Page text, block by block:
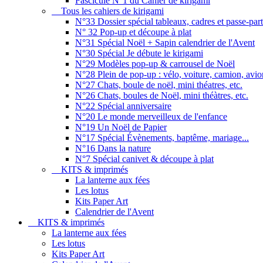
Tous les cahiers de kirigami
N°33 Dossier spécial tableaux, cadres et passe-
N° 32 Pop-up et découpe à plat
N°31 Spécial Noël + Sapin calendrier de l'Avent
N°30 Spécial Je débute le kirigami
N°29 Modèles pop-up & carrousel de Noël
N°28 Plein de pop-up : vélo, voiture, camion,
N°27 Chats, boule de noël, mini théatres, etc.
N°26 Chats, boules de Noël, mini théàtres, etc.
N°22 Spécial anniversaire
N°20 Le monde merveilleux de l'enfance
N°19 Un Noël de Papier
N°17 Spécial Évènements, baptême, mariage...
N°16 Dans la nature
N°7 Spécial canivet & découpe à plat
KITS & imprimés
La lanterne aux fées
Les lotus
Kits Paper Art
Calendrier de l'Avent
KITS & imprimés
La lanterne aux fées
Les lotus
Kits Paper Art